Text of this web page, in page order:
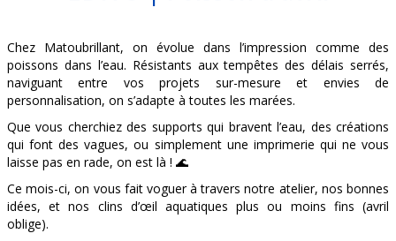
Chez Matoubrillant, on évolue dans l’impression comme des
poissons dans l’eau. Résistants aux tempêtes des délais serrés,
naviguant entre vos projets sur-mesure et envies de
personnalisation, on s’adapte à toutes les marées.
Que vous cherchiez des supports qui bravent l’eau, des créations
qui font des vagues, ou simplement une imprimerie qui ne vous
laisse pas en rade, on est là ! 🌊
Ce mois-ci, on vous fait voguer à travers notre atelier, nos bonnes
idées, et nos clins d’œil aquatiques plus ou moins fins (avril
oblige).